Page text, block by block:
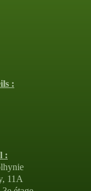
:
:
11A